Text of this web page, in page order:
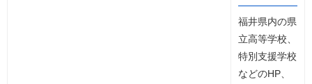
福井県内の県
立高等学校、
特別支援学校
などのHP、